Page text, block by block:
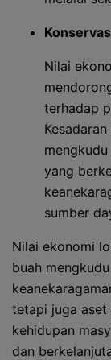
Nilai
terhadap
yang
sumber
Nilai ekonomi
buah
tetapi juga aset
kehidupan
dan